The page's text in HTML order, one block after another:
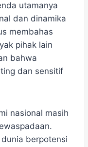
utamanya
dan dinamika
membahas
pihak lain
bahwa
dan sensitif
nasional masih
berpotensi